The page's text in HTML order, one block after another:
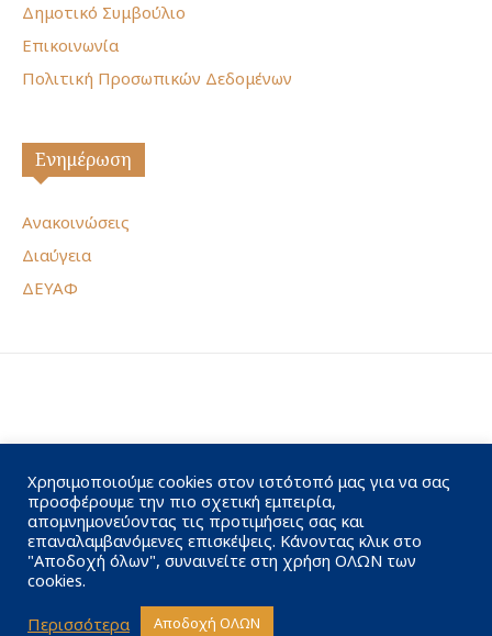
Δημοτικό Συμβούλιο
Επικοινωνία
Πολιτική Προσωπικών Δεδομένων
Ενημέρωση
Ανακοινώσεις
Διαύγεια
ΔΕΥΑΦ
Χρησιμοποιούμε cookies στον ιστότοπό μας για να σας
προσφέρουμε την πιο σχετική εμπειρία,
απομνημονεύοντας τις προτιμήσεις σας και
επαναλαμβανόμενες επισκέψεις. Κάνοντας κλικ στο
"Αποδοχή όλων", συναινείτε στη χρήση ΟΛΩΝ των
cookies.
Περισσότερα
Αποδοχή ΟΛΩΝ